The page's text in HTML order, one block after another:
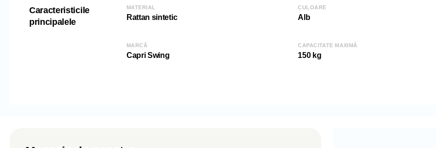
Caracteristicile
principalele
MATERIAL
Rattan sintetic
CULOARE
Alb
MARCĂ
Capri Swing
CAPACITATE MAXIMĂ
150 kg